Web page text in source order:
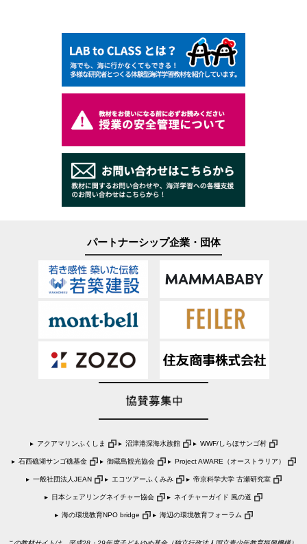
パートナーシップ企業・団体
アクアマリンふくしま 沼津港深海水族館 WWF/しらほサンゴ村
石西礁湖サンゴ礁基金 御蔵島観光協会 Project AWARE（オーストラリア）
一般社団法人JEAN エコツアーふくみみ 帝京科学大学 古瀬研究室
日本シェアリングネイチャー協会 ネイチャーガイド 風の道
海の環境教育NPO bridge 海辺の環境教育フォーラム